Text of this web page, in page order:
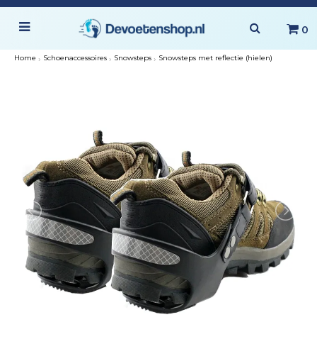
0
Home › Schoenaccessoires › Snowsteps › Snowsteps met reflectie (hielen)